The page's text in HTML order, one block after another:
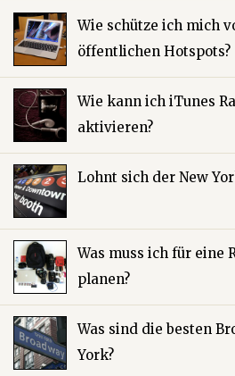
Wie schütze ich mich
öffentlichen Hotspots?
Wie kann ich iTunes
aktivieren?
Lohnt sich der New
Was muss ich für eine
planen?
Was sind die besten
York?